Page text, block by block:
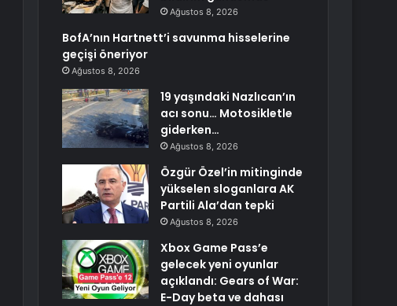
Ağustos 8, 2026
BofA’nın Hartnett’i savunma hisselerine
geçişi öneriyor
Ağustos 8, 2026
19 yaşındaki Nazlıcan’ın
acı sonu… Motosikletle
giderken…
Ağustos 8, 2026
Özgür Özel’in mitinginde
yükselen sloganlara AK
Partili Ala’dan tepki
Ağustos 8, 2026
Xbox Game Pass’e
gelecek yeni oyunlar
açıklandı: Gears of War:
E-Day beta ve dahası